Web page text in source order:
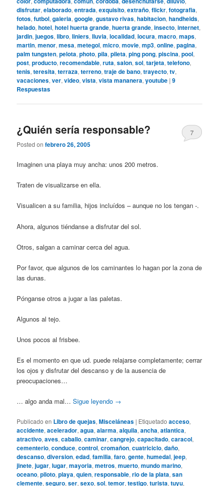
disfrutar,elaborado,entrada,exquisito,extraño,flickr,fotografia,
fotos,futbol,galeria,google,gustavo rivas,habitacion,handhelds,
helado,hotel,hotel huerta grande,huerta grande,insecto,internet,
jardin,juegos,libro,liniers,lluvia,localidad,locura,macro,maps,
martin,menor,mesa,metegol,micro,movie,mp3,online,pagina,
palm tungsten,pelota,photo,pila,pileta,ping pong,piscina,pool,
post,producto,recomendable,ruta,salon,sol,tarjeta,telefono,
tenis,teresita,terraza,terreno,traje de bano,trayecto,tv,
vacaciones,ver,video,vista,vista mananera,youtube |9
Respuestas
¿Quién sería responsable?
Posted onfebrero 26, 2005
7
Imaginen una playa muy ancha: unos 200 metros.
Traten de visualizarse en ella.
Visualicen a su familia, hijos incluídos – aunque no los tengan -.
Ahora, algunos tiéndanse a disfrutar del sol.
Otros, salgan a caminar cerca del agua.
Por favor, que algunos de los caminantes lo hagan por la zona de
las dunas.
Pónganse otros a jugar a las paletas.
Algunos al tejo.
Unos pocos al frisbee.
Es el momento en que ud. puede relajarse completamente; cerrar
los ojos y disfrutar del descanso y de la ausencia de
preocupaciones…
… algo anda mal…Sigue leyendo →
Publicado en Libro de quejas,Misceláneas | Etiquetado acceso,
accidente,acelerador,agua,alarma,alquila,ancha,atlantica,
atractivo,aves,caballo,caminar,cangrejo,capacitado,caracol,
cementerio,conduce,control,cromañon,cuatriciclo,daño,
descanso,diversion,edad,familia,faro,gente,humedal,jeep,
jinete,jugar,lugar,mayoria,metros,muerto,mundo marino,
oceano,piloto,playa,quien,responsable,rio de la plata,san
clemente,seguro,ser,sexo,sol,temor,testigo,turista,tuyu,